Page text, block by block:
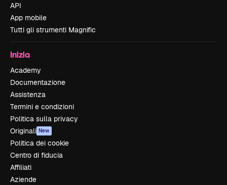
API
App mobile
Tutti gli strumenti Magnific
Inizia
Academy
Documentazione
Assistenza
Termini e condizioni
Politica sulla privacy
Originali New
Politica dei cookie
Centro di fiducia
Affiliati
Aziende